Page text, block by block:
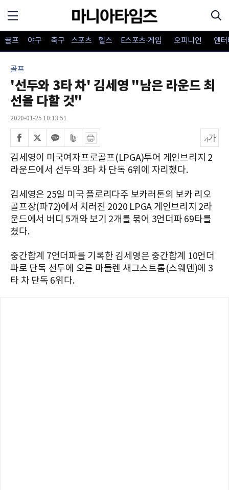
골프 야구 축구 스포츠 헬스 E스포츠·게임 오피니언 엔
골프
'선두와 3타 차' 김세영 "남은 라운드 최
선을 다할 것"
2020-01-25 10:13:51
김세영이 미국여자프로골프(LPGA)투어 게인브리지 2
라운드에서 선두와 3타 차 단독 6위에 자리했다.
김세영은 25일 미국 플로리다주 보카러톤의 보카 리오
골프장(파72)에서 치러진 2020 LPGA 게인브리지 2라
운드에서 버디 5개와 보기 2개를 묶어 3언더파 69타를
쳤다.
중간합계 7언더파를 기록한 김세영은 중간합계 10언더
파로 단독 선두에 오른 마들렌 새그스트롬(스웨덴)에 3
타 차 단독 6위다.